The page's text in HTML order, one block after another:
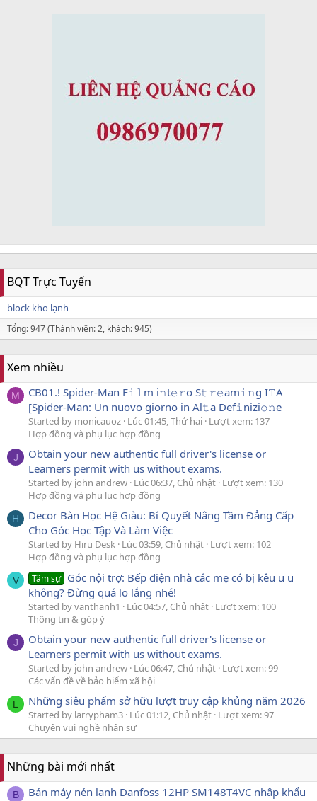
BQT Trực Tuyến
block kho lạnh
Tổng: 947 (Thành viên: 2, khách: 945)
Xem nhiều
M
CB01.! Spider-Man F𝚒𝚕m i𝚗t𝚎𝚛o S𝚝𝚛𝚎am𝚒𝚗g I𝚃A
[Spider-Man: Un nuovo giorno in Al𝚝a Def𝚒nizi𝚘𝚗e
Started by monicauoz Lúc 01:45, Thứ hai Lượt xem: 137
Hợp đồng và phụ lục hợp đồng
J
Obtain your new authentic full driver's license or
Learners permit with us without exams.
Started by john andrew Lúc 06:37, Chủ nhật Lượt xem: 130
Hợp đồng và phụ lục hợp đồng
H
Decor Bàn Học Hệ Giàu: Bí Quyết Nâng Tầm Đẳng Cấp
Cho Góc Học Tập Và Làm Việc
Started by Hiru Desk Lúc 03:59, Chủ nhật Lượt xem: 102
Hợp đồng và phụ lục hợp đồng
V Tâm sự Góc nội trợ: Bếp điện nhà các mẹ có bị kêu u u
không? Đừng quá lo lắng nhé!
Started by vanthanh1 Lúc 04:57, Chủ nhật Lượt xem: 100
Thông tin & góp ý
J
Obtain your new authentic full driver's license or
Learners permit with us without exams.
Started by john andrew Lúc 06:47, Chủ nhật Lượt xem: 99
Các vấn đề về bảo hiểm xã hội
L Những siêu phẩm sở hữu lượt truy cập khủng năm 2026
Started by larrypham3 Lúc 01:12, Chủ nhật Lượt xem: 97
Chuyện vui nghề nhân sự
Những bài mới nhất
B
Bán máy nén lạnh Danfoss 12HP SM148T4VC nhập khẩu